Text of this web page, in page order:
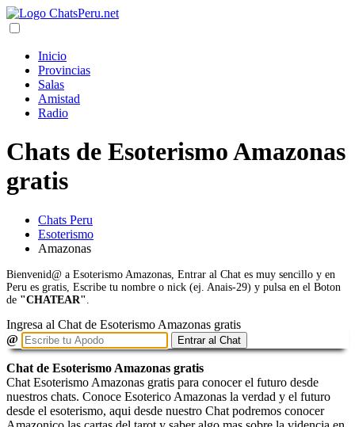
Inicio
Provincias
Salas
Amistad
Radio
Chats de Esoterismo Amazonas
gratis
Chats Peru
Esoterismo
Amazonas
Bienvenid@ a Esoterismo Amazonas, Entrar al Chat es muy sencillo y en
Peru es gratis, Escribe tu nombre o nick (ej. Anais-29) y pulsa en el Boton
de "CHATEAR"
Ingresa al Chat de Esoterismo Amazonas gratis
@
Entrar al Chat
Chat de Esoterismo Amazonas gratis
Chat Esoterismo Amazonas gratis para conocer el futuro desde
nuestros chats. Conoce Esoterico Amazonas la verdad y el futuro
desde el esoterismo, aqui desde nuestro Chat podremos conocer